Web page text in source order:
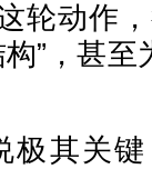
轮动作
”，甚
极其关